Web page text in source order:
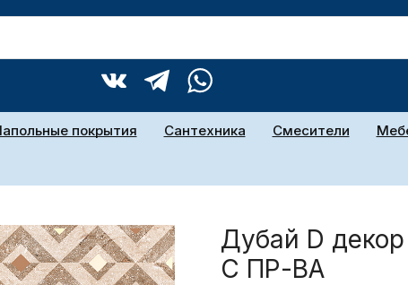
покрытия Сантехника Смесители
Дубай D
С ПР-ВА